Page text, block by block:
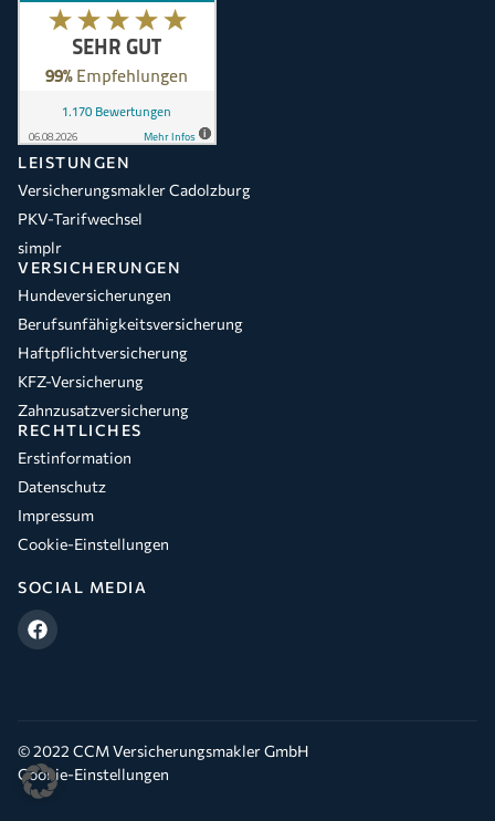
LEISTUNGEN
Versicherungsmakler Cadolzburg
PKV-Tarifwechsel
simplr
VERSICHERUNGEN
Hundeversicherungen
Berufsunfähigkeitsversicherung
Haftpflichtversicherung
KFZ-Versicherung
Zahnzusatzversicherung
RECHTLICHES
Erstinformation
Datenschutz
Impressum
Cookie-Einstellungen
SOCIAL MEDIA
© 2022 CCM Versicherungsmakler GmbH
Cookie-Einstellungen